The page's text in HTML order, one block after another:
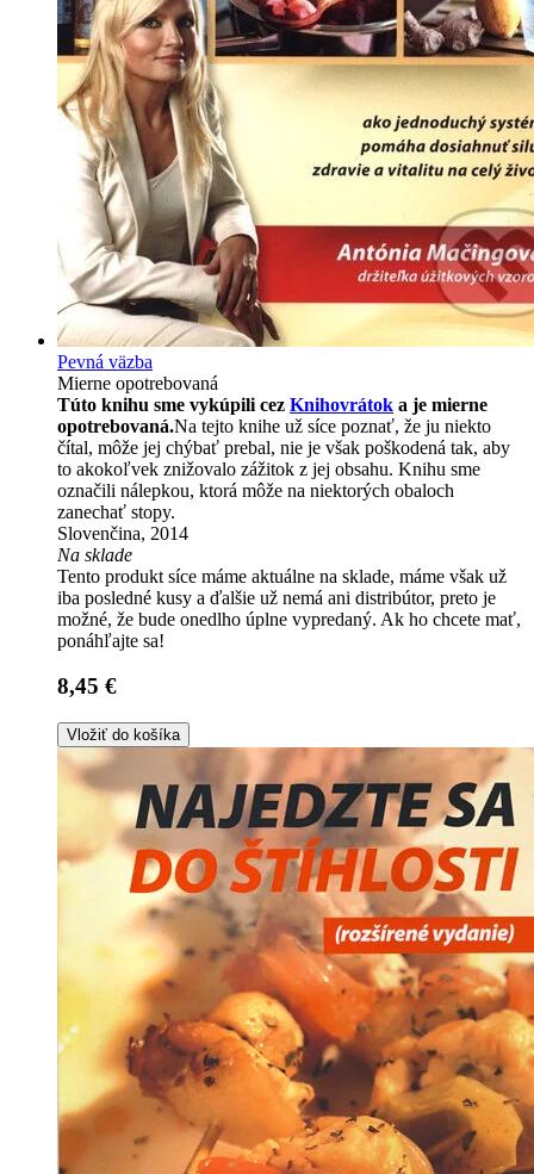
Pevná väzba
Mierne opotrebovaná
Túto knihu sme vykúpili cez Knihovrátok a je mierne
opotrebovaná.Na tejto knihe už síce poznať, že ju niekto
čítal, môže jej chýbať prebal, nie je však poškodená tak, aby
to akokoľvek znižovalo zážitok z jej obsahu. Knihu sme
označili nálepkou, ktorá môže na niektorých obaloch
zanechať stopy.
Slovenčina, 2014
Na sklade
Tento produkt síce máme aktuálne na sklade, máme však už
iba posledné kusy a ďalšie už nemá ani distribútor, preto je
možné, že bude onedlho úplne vypredaný. Ak ho chcete mať,
ponáhľajte sa!
8,45 €
Vložiť do košíka